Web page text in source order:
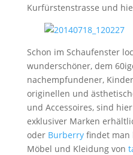
Kurfürstenstrasse und
Schon im Schaufenster
wunderschöner, dem
nachempfundener,
originellen und
und Accessoires, sind
exklusiver Marken
oder Burberryfindet man
Möbel und Kleidung von